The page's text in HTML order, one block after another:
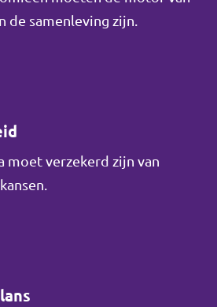
de samenleving zijn.
moet verzekerd zijn van